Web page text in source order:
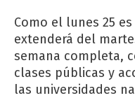
Como el lunes 25
extenderá del
semana completa,
clases públicas y
las universidades